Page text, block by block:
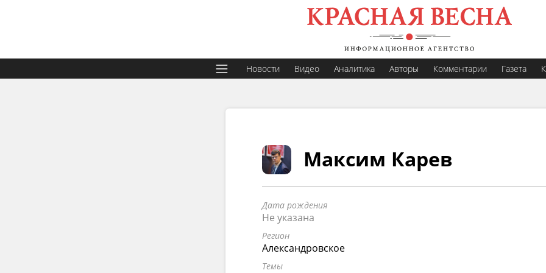
Новости Видео Аналитика Авторы Комментарии Газета
Максим Карев
Дата рождения
Не указана
Регион
Александровское
Темы